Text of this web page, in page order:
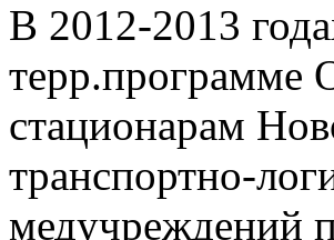
В 2012-2013
терр.программе
стационарам
транспортно-
медучреждений